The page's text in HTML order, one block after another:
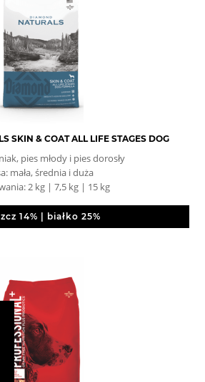
SKIN & COAT ALL LIFE STAGES DOG
pies młody i pies dorosły
mała, średnia i duża
2 kg | 7,5 kg | 15 kg
14% | białko 25%